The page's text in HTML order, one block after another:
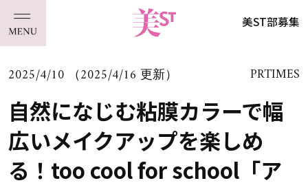
美ST部募集
2025/4/10 （2025/4/16 更新） PRTIMES
自然になじむ粘膜カラーで幅
広いメイクアップを楽しめ
る！too cool for school「ア